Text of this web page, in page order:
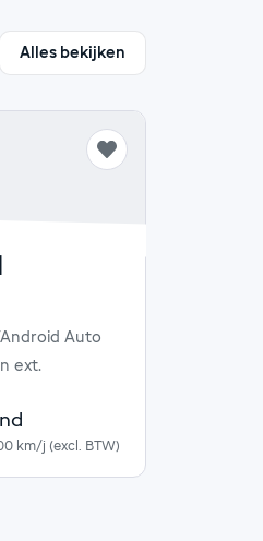
Alles bekijken
Auto
ext.
km/j (excl. BTW)